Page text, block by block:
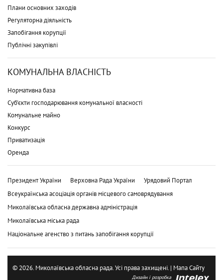
Плани основних заходів
Регуляторна діяльність
Запобігання корупції
Публічні закупівлі
КОМУНАЛЬНА ВЛАСНІСТЬ
Нормативна база
Суб'єкти господарювання комунальної власності
Комунальне майно
Конкурс
Приватизація
Оренда
Президент України Верховна Рада України
Урядовий Портал
Всеукраїнська асоціація органів місцевого самоврядування
Миколаївська обласна державна адміністрація
Миколаївська міська рада
Національне агенство з питань запобігання корупції
© 2026. Миколаївська обласна рада. Усі права захищені. | Мапа Сайту
Дизайн і розробка